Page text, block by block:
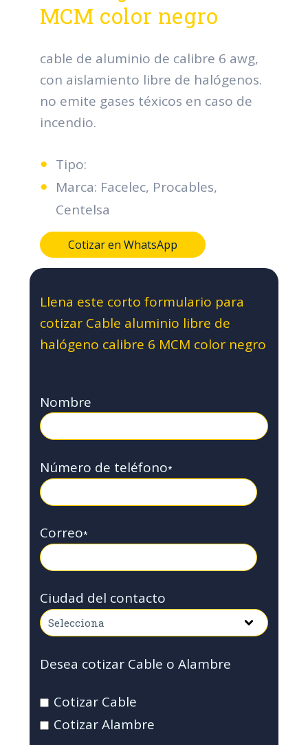
MCM color negro
cable de aluminio de calibre 6 awg,
con aislamiento libre de halógenos.
no emite gases téxicos en caso de
incendio.
Tipo:
Marca: Facelec, Procables,
Centelsa
Cotizar en WhatsApp
Llena este corto formulario para
cotizar Cable aluminio libre de
halógeno calibre 6 MCM color negro
Nombre
Número de teléfono*
Correo*
Ciudad del contacto
Desea cotizar Cable o Alambre
Cotizar Cable
Cotizar Alambre